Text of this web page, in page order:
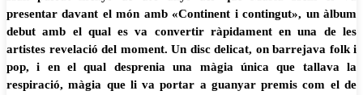
presentar davant el món amb «Continent i contingut», un àlbum
debut amb el qual es va convertir ràpidament en una de les
artistes revelació del moment. Un disc delicat, on barrejava folk i
pop, i en el qual desprenia una màgia única que tallava la
respiració, màgia que li va portar a guanyar premis com el de